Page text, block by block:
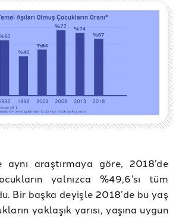
araştırmaya göre, 2018’de
yalnızca %49,6’sı tüm
Bir başka deyişle 2018’de bu yaş
yaklaşık yarısı, yaşına uygun